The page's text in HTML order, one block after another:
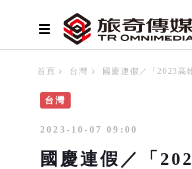
首頁 台灣 國慶連假／「2023高
台灣
2023-10-07 09:00
國慶連假／「